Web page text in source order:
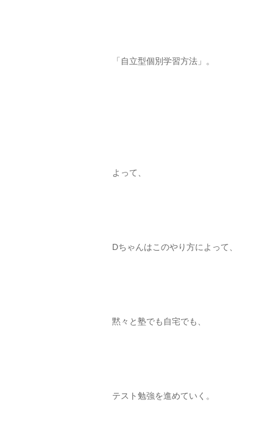
「自立型個別学習方法」。
よって、
Dちゃんはこのやり方によって、
黙々と塾でも自宅でも、
テスト勉強を進めていく。